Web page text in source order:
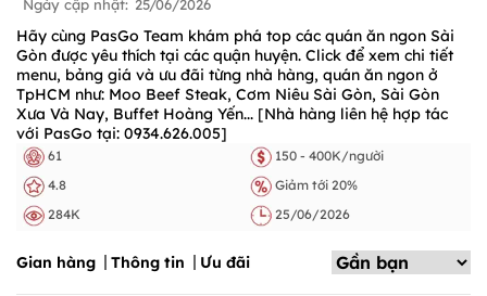
Ngày cập nhật: 25/06/2026
Hãy cùng PasGo Team khám phá top các quán ăn ngon Sài
Gòn được yêu thích tại các quận huyện. Click để xem chi tiết
menu, bảng giá và ưu đãi từng nhà hàng, quán ăn ngon ở
TpHCM như: Moo Beef Steak, Cơm Niêu Sài Gòn, Sài Gòn
Xưa Và Nay, Buffet Hoàng Yến... [Nhà hàng liên hệ hợp tác
với PasGo tại: 0934.626.005]
61
150 - 400K/người
4.8
Giảm tới 20%
284K
25/06/2026
Gian hàng Thông tin Ưu đãi